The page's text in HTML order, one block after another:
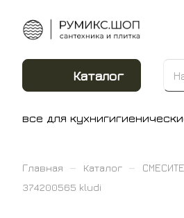
Каталог
все для кухни
Главная – Каталог –
374200565 kludi